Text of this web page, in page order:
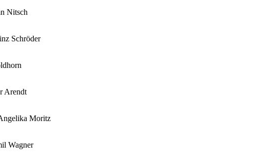
Nitsch
Schröder
Arendt
Moritz
Wagner